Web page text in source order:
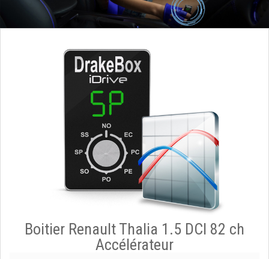
Boitier Renault Thalia 1.5 DCI 82 ch
Accélérateur